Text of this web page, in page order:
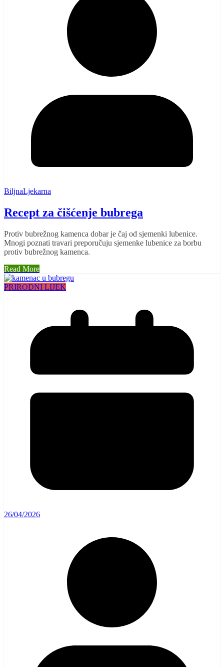
BiljnaLjekarna
Recept za čišćenje bubrega
Protiv bubrežnog kamenca dobar je čaj od sjemenki lubenice.
Mnogi poznati travari preporučuju sjemenke lubenice za borbu
protiv bubrežnog kamenca.
Read More
PRIRODNI LIJEK
26/04/2026